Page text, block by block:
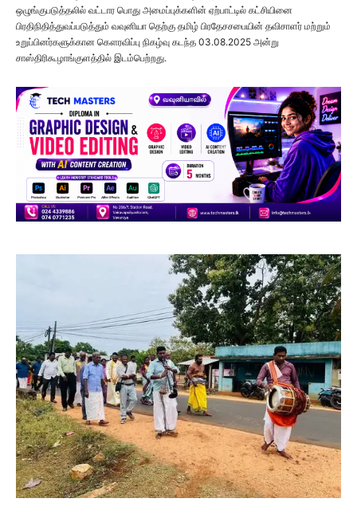
ஒழுங்குபடுத்தலில் வட்டார பொது அமைப்புக்களின் ஏற்பாட்டில் கட்சியினை
பிரதிநிதித்துவப்படுத்தும் வவுனியா தெற்கு தமிழ் பிரதேசசபையின் தவிசாளர் மற்றும்
உறுப்பினர்களுக்கான கௌரவிப்பு நிகழ்வு கடந்த 03.08.2025 அன்று
சாஸ்திரிகூழாங்குளத்தில் இடம்பெற்றது.